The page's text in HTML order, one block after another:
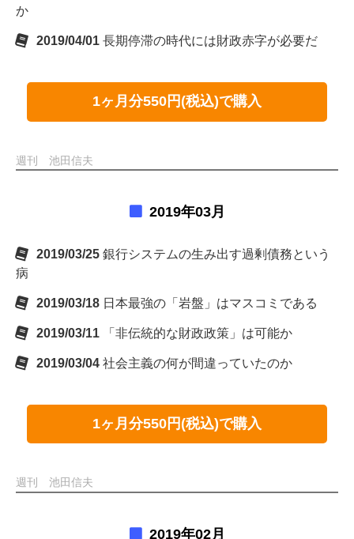
か
2019/04/01 長期停滞の時代には財政赤字が必要だ
1ヶ月分550円(税込)で購入
週刊 池田信夫
2019年03月
2019/03/25 銀行システムの生み出す過剰債務という
病
2019/03/18 日本最強の「岩盤」はマスコミである
2019/03/11 「非伝統的な財政政策」は可能か
2019/03/04 社会主義の何が間違っていたのか
1ヶ月分550円(税込)で購入
週刊 池田信夫
2019年02月